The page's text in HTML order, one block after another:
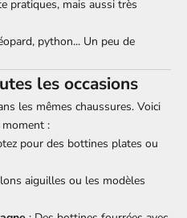
pratiques, mais aussi très
python... Un peu de
les occasions
les mêmes chaussures. Voici
:
pour des bottines plates ou
aiguilles ou les modèles